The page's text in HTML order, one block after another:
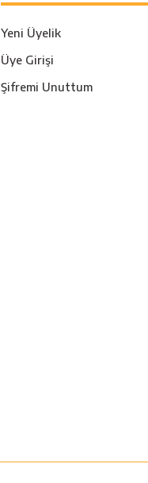
Yeni Üyelik
Üye Girişi
Şifremi Unuttum